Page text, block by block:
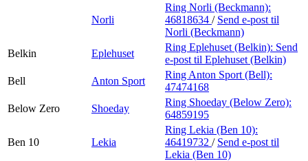
Norli
Ring Norli (Beckmann):
46818634 / Send e-post til
Norli (Beckmann)
Belkin
Eplehuset
Ring Eplehuset (Belkin): Send
e-post til Eplehuset (Belkin)
Bell
Anton Sport
Ring Anton Sport (Bell):
47474168
Below Zero
Shoeday
Ring Shoeday (Below Zero):
64859195
Ben 10 Lekia
Ring Lekia (Ben 10):
46419732 / Send e-post til
Lekia (Ben 10)